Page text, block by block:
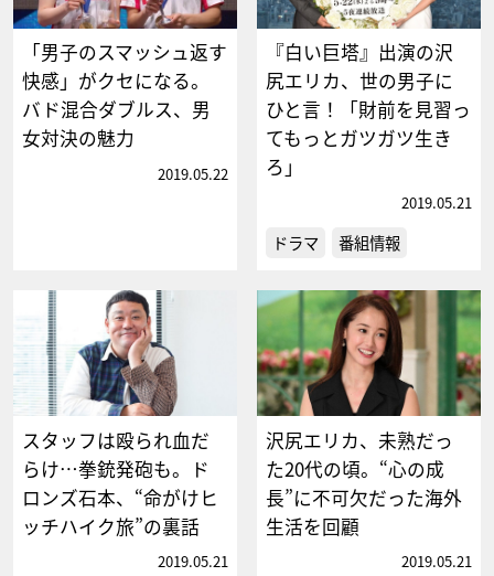
「男子のスマッシュ返す
快感」がクセになる。
バド混合ダブルス、男
女対決の魅力
2019.05.22
『白い巨塔』出演の沢
尻エリカ、世の男子に
ひと言！「財前を見習っ
てもっとガツガツ生き
ろ」
2019.05.21
ドラマ 番組情報
スタッフは殴られ血だ
らけ…拳銃発砲も。ド
ロンズ石本、“命がけヒ
ッチハイク旅”の裏話
2019.05.21
沢尻エリカ、未熟だっ
た20代の頃。“心の成
長”に不可欠だった海外
生活を回顧
2019.05.21